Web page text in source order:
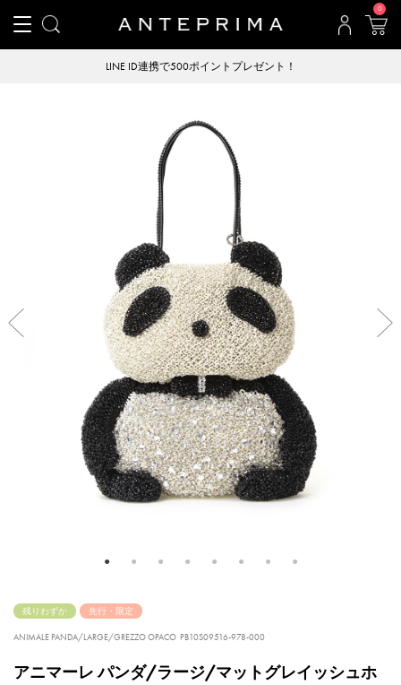
0
LINE ID連携で500ポイントプレゼント！
残りわずか 先行・限定
ANIMALE PANDA/LARGE/GREZZO OPACO PB10S09516-978-000
アニマーレ パンダ/ラージ/マットグレイッシュホ